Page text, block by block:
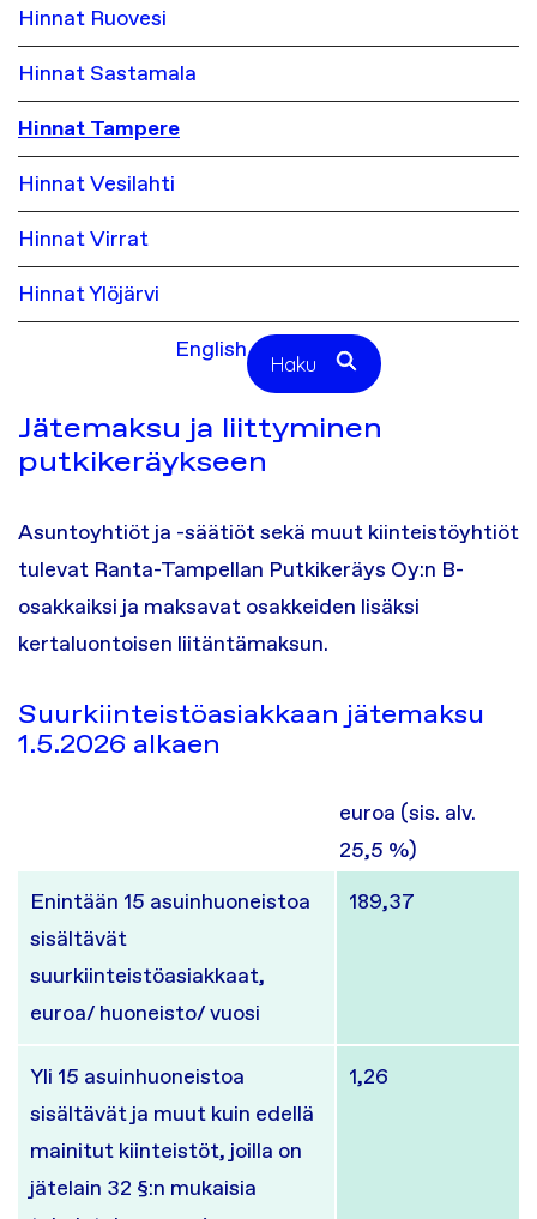
Hinnat Ruovesi
Hinnat Sastamala
Hinnat Tampere
Hinnat Vesilahti
Hinnat Virrat
Hinnat Ylöjärvi
English
Haku
Jätemaksu ja liittyminen
putkikeräykseen
Asuntoyhtiöt ja -säätiöt sekä muut kiinteistöyhtiöt
tulevat Ranta-Tampellan Putkikeräys Oy:n B-
osakkaiksi ja maksavat osakkeiden lisäksi
kertaluontoisen liitäntämaksun.
Suurkiinteistöasiakkaan jätemaksu
1.5.2026 alkaen
euroa (sis. alv.
25,5 %)
Enintään 15 asuinhuoneistoa
sisältävät
suurkiinteistöasiakkaat,
euroa/ huoneisto/ vuosi
189,37
Yli 15 asuinhuoneistoa
sisältävät ja muut kuin edellä
mainitut kiinteistöt, joilla on
jätelain 32 §:n mukaisia
1,26